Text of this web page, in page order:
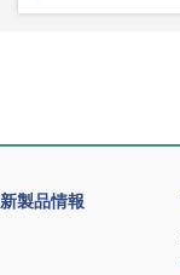
新製品情報